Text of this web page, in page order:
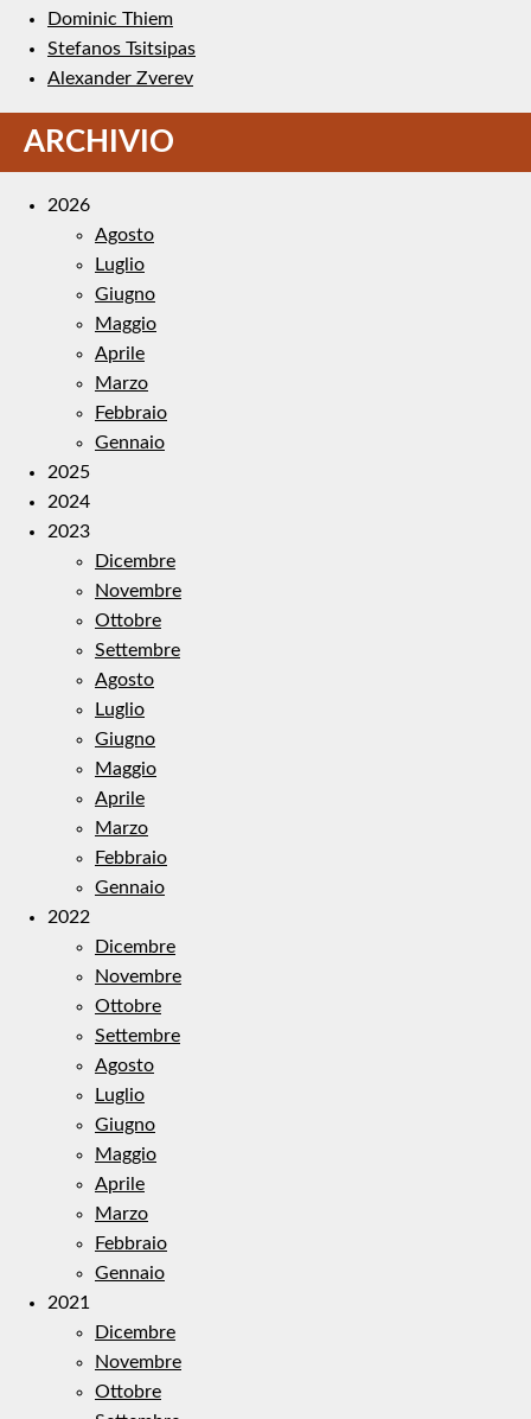
Dominic Thiem
Stefanos Tsitsipas
Alexander Zverev
ARCHIVIO
2026
Agosto
Luglio
Giugno
Maggio
Aprile
Marzo
Febbraio
Gennaio
2025
2024
2023
Dicembre
Novembre
Ottobre
Settembre
Agosto
Luglio
Giugno
Maggio
Aprile
Marzo
Febbraio
Gennaio
2022
Dicembre
Novembre
Ottobre
Settembre
Agosto
Luglio
Giugno
Maggio
Aprile
Marzo
Febbraio
Gennaio
2021
Dicembre
Novembre
Ottobre